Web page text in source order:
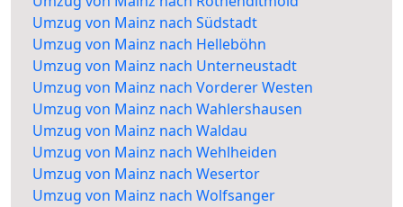
Umzug von Mainz nach Südstadt
Umzug von Mainz nach Helleböhn
Umzug von Mainz nach Unterneustadt
Umzug von Mainz nach Vorderer Westen
Umzug von Mainz nach Wahlershausen
Umzug von Mainz nach Waldau
Umzug von Mainz nach Wehlheiden
Umzug von Mainz nach Wesertor
Umzug von Mainz nach Wolfsanger